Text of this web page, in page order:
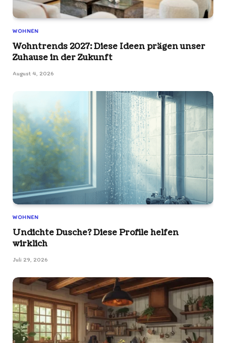
WOHNEN
Wohntrends 2027: Diese Ideen prägen unser
Zuhause in der Zukunft
August 4, 2026
WOHNEN
Undichte Dusche? Diese Profile helfen
wirklich
Juli 29, 2026